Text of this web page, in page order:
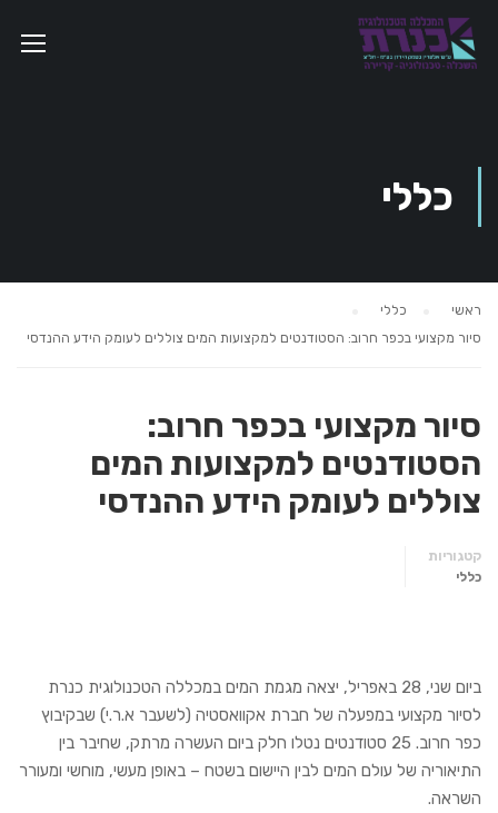
כללי
ראשי
כללי
סיור מקצועי בכפר חרוב: הסטודנטים למקצועות המים צוללים לעומק הידע ההנדסי
סיור מקצועי בכפר חרוב:
הסטודנטים למקצועות המים
צוללים לעומק הידע ההנדסי
קטגוריות
כללי
ביום שני, 28 באפריל, יצאה מגמת המים במכללה הטכנולוגית כנרת
לסיור מקצועי במפעלה של חברת אקוואסטיה (לשעבר א.ר.י) שבקיבוץ
כפר חרוב. 25 סטודנטים נטלו חלק ביום העשרה מרתק, שחיבר בין
התיאוריה של עולם המים לבין היישום בשטח – באופן מעשי, מוחשי ומעורר
השראה.